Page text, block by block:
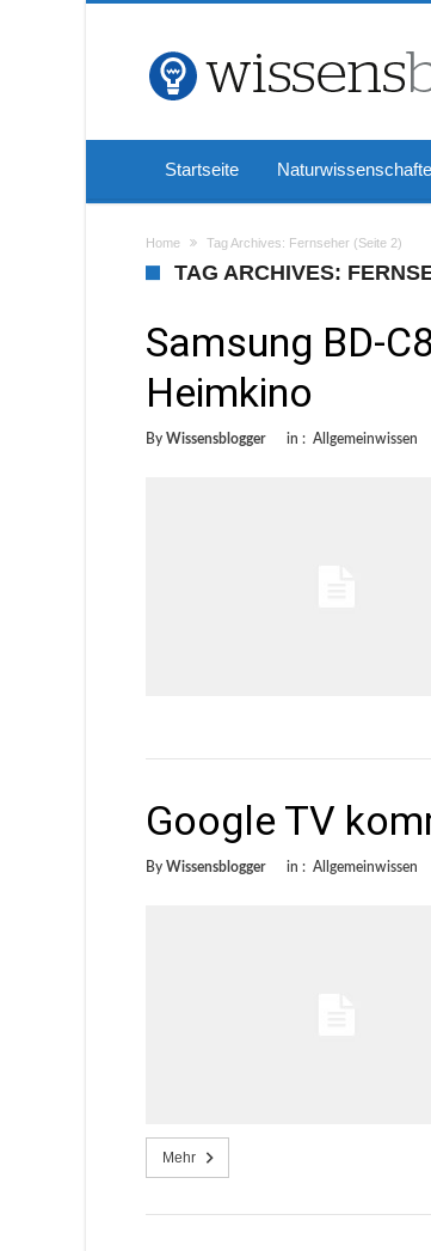
Startseite
Home Tag Archives: Fernseher (Seite 2)
TAG ARCHIVES:
Samsung BD-
Heimkino
By Wissensblogger in : Allgemeinwissen
Google TV
By Wissensblogger in : Allgemeinwissen
Mehr